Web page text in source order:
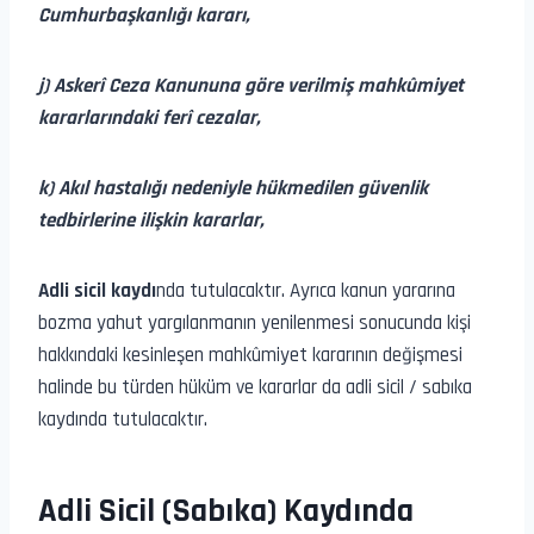
Cumhurbaşkanlığı kararı,
j) Askerî Ceza Kanununa göre verilmiş mahkûmiyet
kararlarındaki ferî cezalar,
k) Akıl hastalığı nedeniyle hükmedilen güvenlik
tedbirlerine ilişkin kararlar,
Adli sicil kaydında tutulacaktır. Ayrıca kanun yararına
bozma yahut yargılanmanın yenilenmesi sonucunda kişi
hakkındaki kesinleşen mahkûmiyet kararının değişmesi
halinde bu türden hüküm ve kararlar da adli sicil / sabıka
kaydında tutulacaktır.
Adli Sicil (Sabıka) Kaydında